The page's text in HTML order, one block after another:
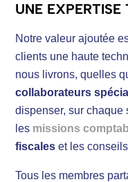
UNE EXPERTISE
Notre valeur ajoutée
clients une haute
nous livrons, quelles
collaborateurs
dispenser, sur chaque
les missions
fiscales et les
Tous les membres